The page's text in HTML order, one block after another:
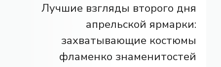
Лучшие взгляды второго дня
апрельской ярмарки:
захватывающие костюмы
фламенко знаменитостей